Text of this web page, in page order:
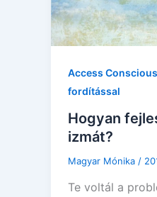
Access
fordítással
Hogyan
izmát?
Magyar Mónika /
Te voltál a